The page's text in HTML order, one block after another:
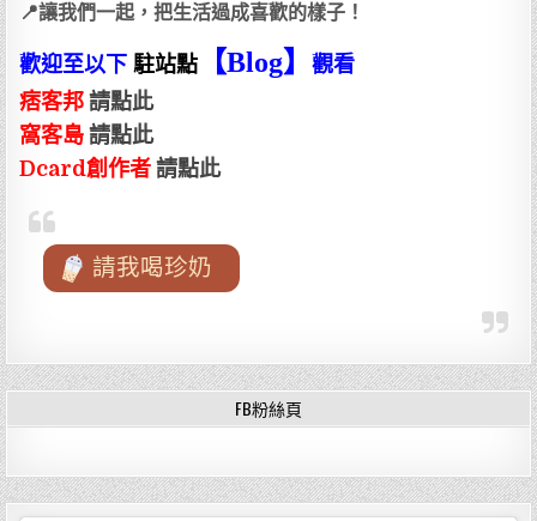
📍讓我們一起，把生活過成喜歡的樣子！
歡迎至以下 駐站點 【Blog】觀看
痞客邦 請點此
窩客島請點此
Dcard創作者 請點此
請我喝珍奶
FB粉絲頁